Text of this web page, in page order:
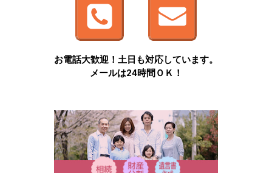
お電話大歓迎！土日も対応しています。
メールは24時間ＯＫ！